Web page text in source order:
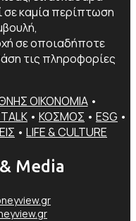
σε καμία περίπτωση
σε οποιαδήποτε
τις πληροφορίες
ΟΙΚΟΝΟΜΙΑ•
• ΚΟΣΜΟΣ • ESG •
• LIFE & CULTURE
Media